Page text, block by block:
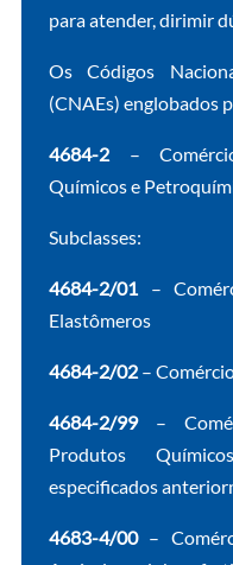
para atender, dirimir
Os Códigos
(CNAEs) engloba­dos
4684-2 –
Químicos e
Subclasses:
4684-2/01 –
Elastômeros
4684-2/02 –
4684-2/99 –
Produtos
especificados
4683-4/00 –